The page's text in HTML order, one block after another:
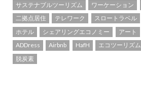
サステナブルツーリズム ワーケーション
二拠点居住
テレワーク スロートラベル
ホテル
シェアリングエコノミー アート
ADDress
Airbnb HafH エコツーリズム
脱炭素